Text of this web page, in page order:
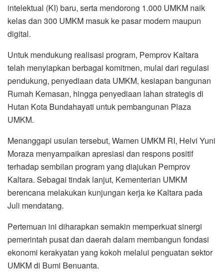
intelektual (KI) baru, serta mendorong 1.000 UMKM naik
kelas dan 300 UMKM masuk ke pasar modern maupun
digital.
Untuk mendukung realisasi program, Pemprov Kaltara
telah menyiapkan berbagai komitmen, mulai dari regulasi
pendukung, penyediaan data UMKM, kesiapan bangunan
Rumah Kemasan, hingga penyediaan lahan strategis di
Hutan Kota Bundahayati untuk pembangunan Plaza
UMKM.
Menanggapi usulan tersebut, Wamen UMKM RI, Helvi Yuni
Moraza menyampaikan apresiasi dan respons positif
terhadap sembilan program yang diajukan Pemprov
Kaltara. Sebagai tindak lanjut, Kementerian UMKM
berencana melakukan kunjungan kerja ke Kaltara pada
Juli mendatang.
Pertemuan ini diharapkan semakin memperkuat sinergi
pemerintah pusat dan daerah dalam membangun fondasi
ekonomi kerakyatan yang kokoh melalui penguatan sektor
UMKM di Bumi Benuanta.